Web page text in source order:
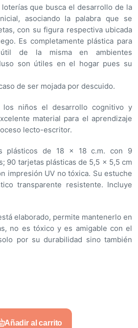
loterías que busca el desarrollo de la
asociando la palabra que se
con su figura respectiva ubicada
Es completamente plástica para
de la misma en ambientes
son útiles en el hogar pues su
de ser mojada por descuido.
los niños el desarrollo cognitivo y
material para el aprendizaje
lecto-escritor.
plásticos de 18 x 18 c.m. con 9
90 tarjetas plásticas de 5,5 x 5,5 cm
impresión UV no tóxica. Su estuche
transparente resistente. Incluye
elaborado, permite mantenerlo en
no es tóxico y es amigable con el
por su durabilidad sino también
Añadir al carrito